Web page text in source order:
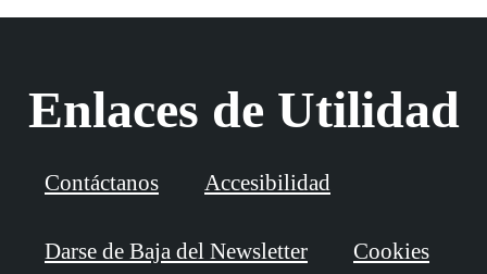
Enlaces de Utilidad
Contáctanos Accesibilidad
Darse de Baja del Newsletter Cookies